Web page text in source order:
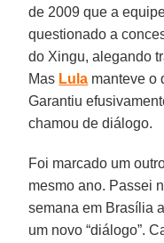
de 2009 que a
questionado a
do Xingu, alegando
Mas Lula manteve o
Garantiu
chamou de diálogo.
Foi marcado um
mesmo ano. Passei
semana em Brasília
um novo “diálogo”.